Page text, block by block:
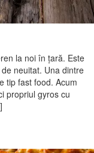
la noi în țară. Este
neuitat. Una dintre
tip fast food. Acum
propriul gyros cu